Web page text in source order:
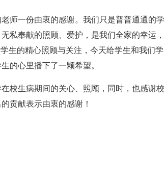
师一份由衷的感谢。我们只是普普通通的学
私奉献的照顾、爱护，是我们全家的幸运，
生的精心照顾与关注，今天给学生和我们学
的心里播下了一颗希望。
校生病期间的关心、照顾，同时，也感谢校
贡献表示由衷的感谢！